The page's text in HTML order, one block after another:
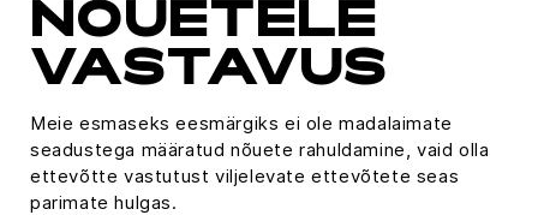
NÕUETELE
VASTAVUS
Meie esmaseks eesmärgiks ei ole madalaimate
seadustega määratud nõuete rahuldamine, vaid olla
ettevõtte vastutust viljelevate ettevõtete seas
parimate hulgas.